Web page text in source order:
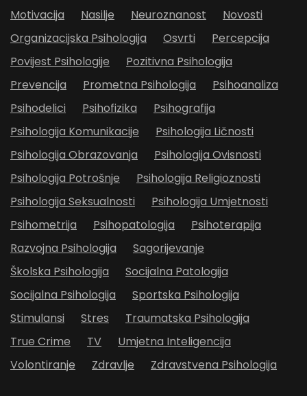
Motivacija
Nasilje Neuroznanost
Novosti
Organizacijska Psihologija
Osvrti
Percepcija
Povijest Psihologije
Pozitivna Psihologija
Prevencija
Prometna Psihologija
Psihoanaliza
Psihodelici
Psihofizika
Psihografija
Psihologija Komunikacije
Psihologija Ličnosti
Psihologija Obrazovanja
Psihologija Ovisnosti
Psihologija Potrošnje
Psihologija Religioznosti
Psihologija Seksualnosti
Psihologija Umjetnosti
Psihometrija
Psihopatologija
Psihoterapija
Razvojna Psihologija
Sagorijevanje
Školska Psihologija
Socijalna Patologija
Socijalna Psihologija
Sportska Psihologija
Stimulansi
Stres
Traumatska Psihologija
True Crime
TV
Umjetna Inteligencija
Volontiranje
Zdravlje Zdravstvena Psihologija